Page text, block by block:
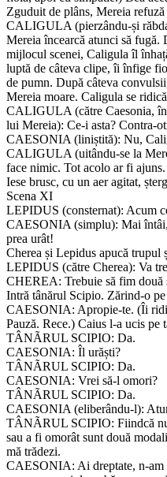
Zguduit de plâns, Mereia
CALIGULA (pierzându-și
Mereia încearcă atunci să fugă.
mijlocul scenei, Caligula îl
luptă de câteva clipe, îi înfige
de pumn. După câteva
Mereia moare. Caligula se
CALIGULA (către Caesonia,
lui Mereia): Ce-i asta? Contra-
CAESONIA (liniștită): Nu,
CALIGULA (uitându-se la
face nimic. Tot acolo ar fi
Iese brusc, cu un aer agitat,
Scena XI
LEPIDUS (consternat): Acum
CAESONIA (simplu): Mai
prea urât!
Cherea și Lepidus apucă trupul
LEPIDUS (către Cherea): Va
CHEREA: Trebuie să fim două
Intră tânărul Scipio. Zărind-o pe
CAESONIA: Apropie-te. (Îi
Pauză. Rece.) Caius l-a ucis pe
TÂNÃRUL SCIPIO: Da.
CAESONIA: Îl urăști?
TÂNÃRUL SCIPIO: Da.
CAESONIA: Vrei să-l omori?
TÂNÃRUL SCIPIO: Da.
CAESONIA (eliberându-l):
TÂNÃRUL SCIPIO: Fiindcă
sau a fi omorât sunt două
mă trădezi.
CAESONIA: Ai dreptate, n-am